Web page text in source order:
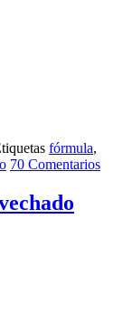
fórmula,
70 Comentarios